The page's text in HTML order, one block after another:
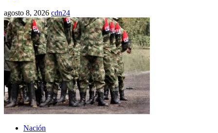
agosto 8, 2026 cdn24
Nación